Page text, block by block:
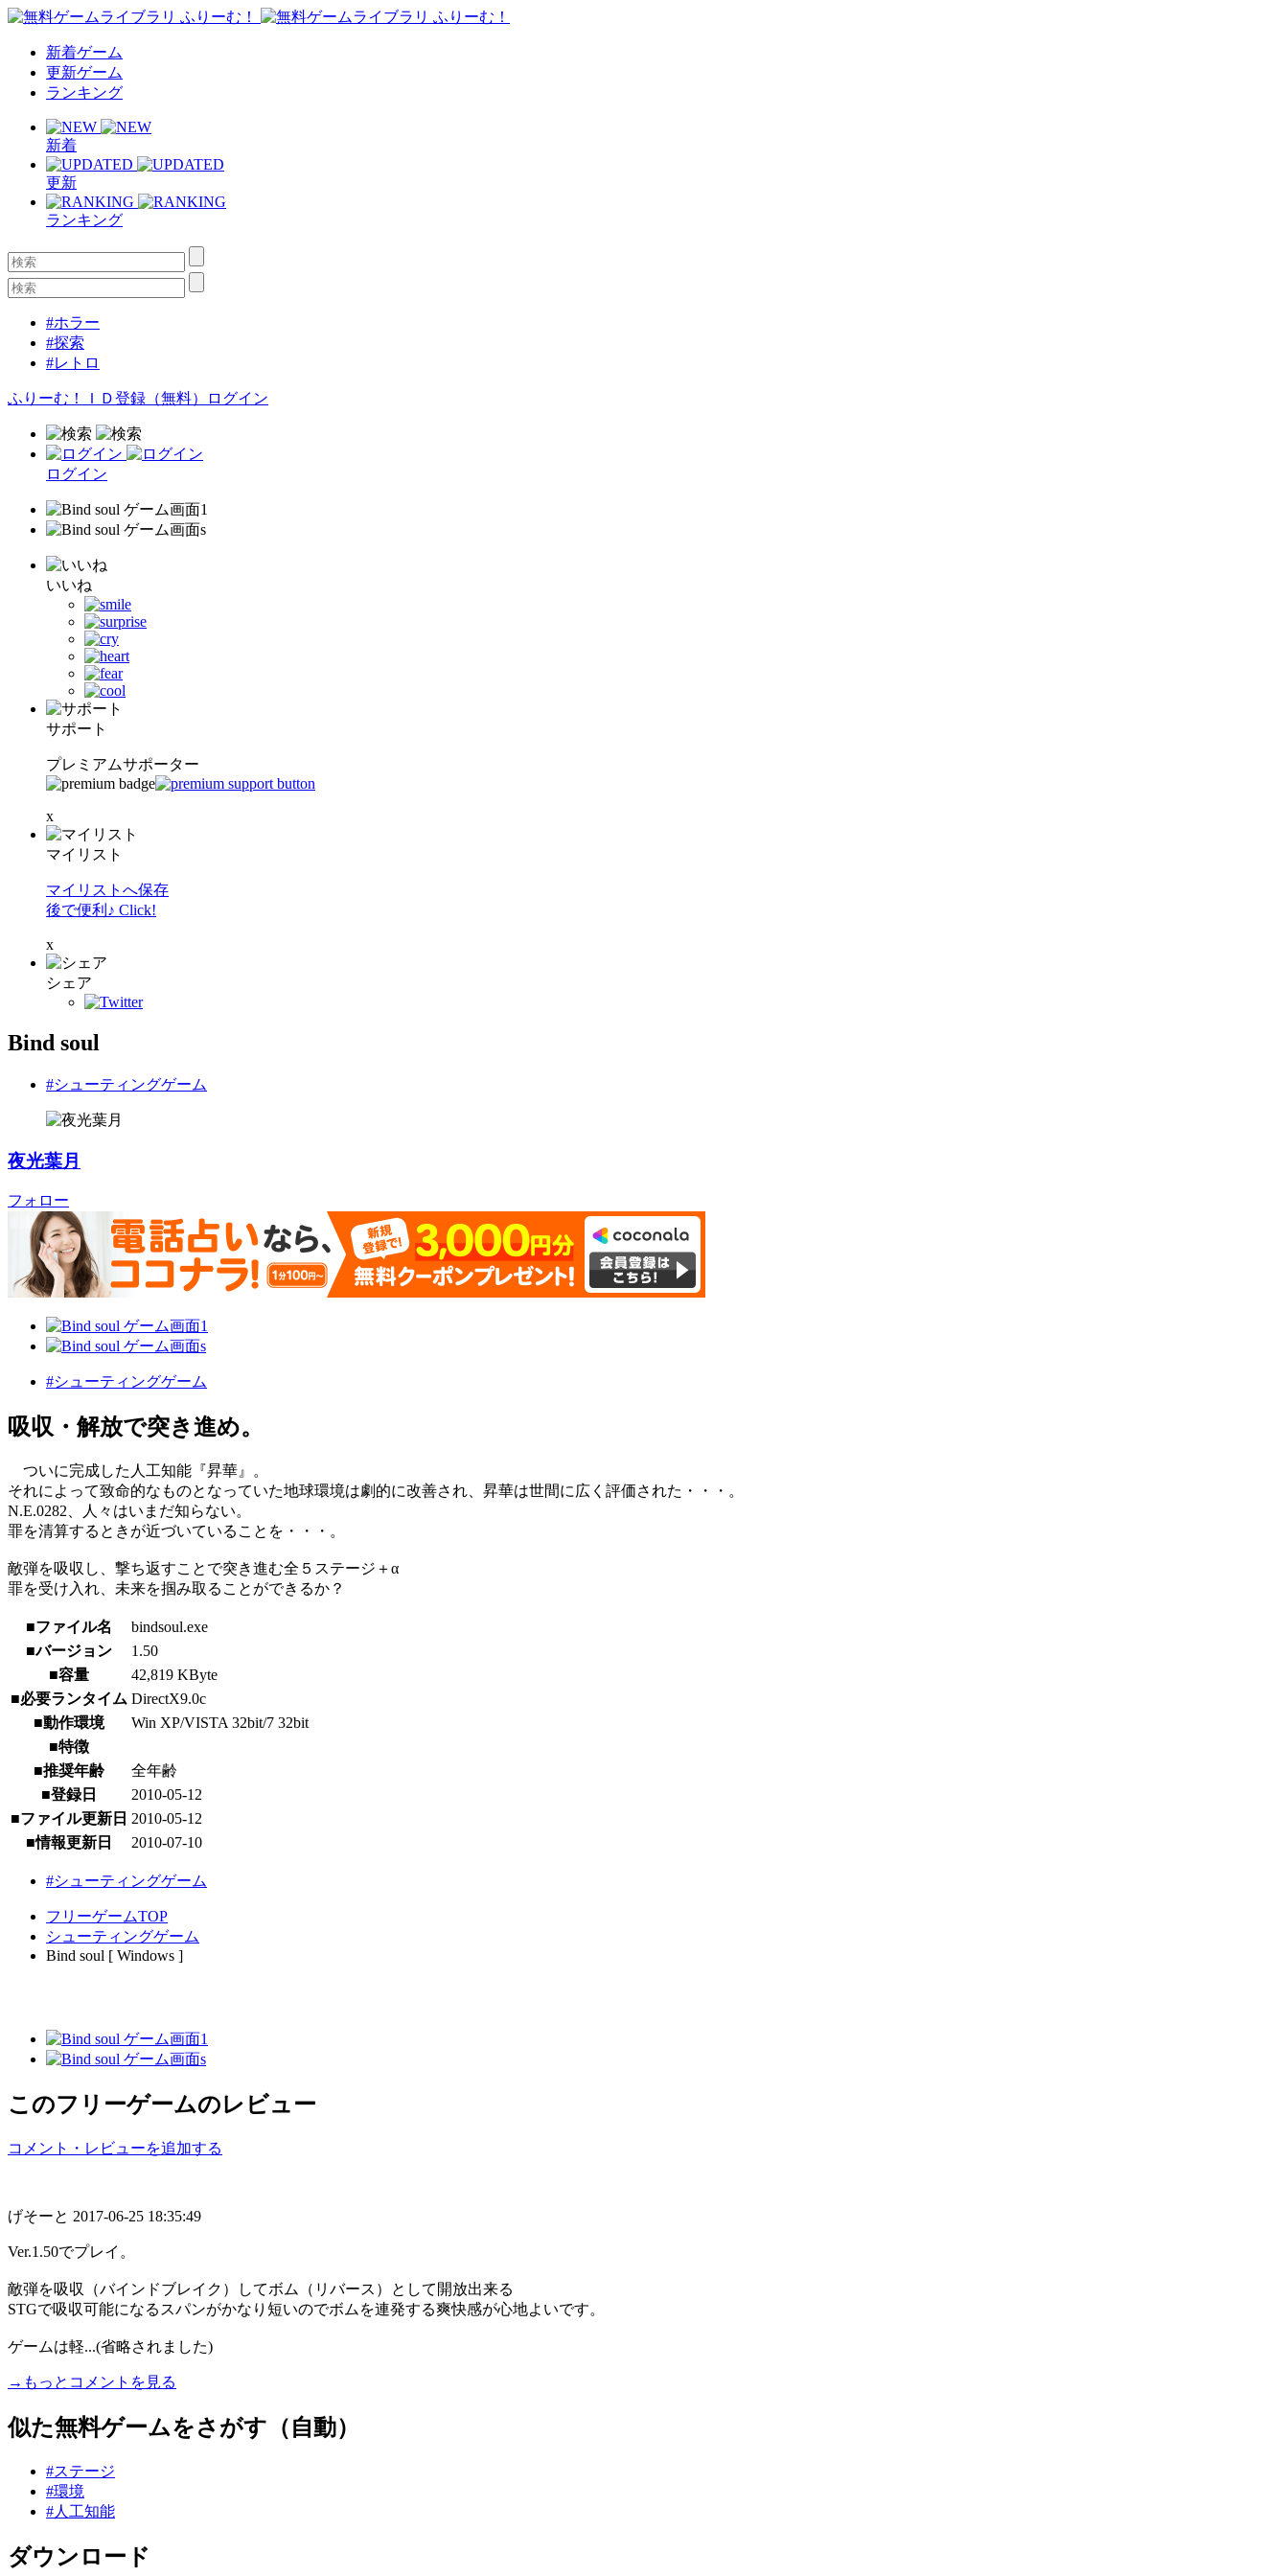
新着ゲーム
更新ゲーム
ランキング
新着
更新
ランキング
#ホラー
#探索
#レトロ
ふりーむ！ＩＤ登録（無料） ログイン
ログイン
いいね
サポート
プレミアムサポーター
x
マイリスト
マイリストへ保存
後で便利♪ Click!
x
シェア
Bind soul
#シューティングゲーム
夜光葉月
フォロー
#シューティングゲーム
吸収・解放で突き進め。
ついに完成した人工知能『昇華』。
それによって致命的なものとなっていた地球環境は劇的に改善され、昇華は世間に広く評価された・・・。
N.E.0282、人々はいまだ知らない。
罪を清算するときが近づいていることを・・・。
敵弾を吸収し、撃ち返すことで突き進む全５ステージ＋α
罪を受け入れ、未来を掴み取ることができるか？
■ファイル名
bindsoul.exe
■バージョン
1.50
■容量
42,819 KByte
■必要ランタイム DirectX9.0c
■動作環境
Win XP/VISTA 32bit/7 32bit
■特徴
■推奨年齢
全年齢
■登録日
2010-05-12
■ファイル更新日 2010-05-12
■情報更新日
2010-07-10
#シューティングゲーム
フリーゲームTOP
シューティングゲーム
Bind soul [ Windows ]
このフリーゲームのレビュー
コメント・レビューを追加する
げそーと 2017-06-25 18:35:49
Ver.1.50でプレイ。
敵弾を吸収（バインドブレイク）してボム（リバース）として開放出来る
STGで吸収可能になるスパンがかなり短いのでボムを連発する爽快感が心地よいです。
ゲームは軽...(省略されました)
→もっとコメントを見る
似た無料ゲームをさがす（自動）
#ステージ
#環境
#人工知能
ダウンロード